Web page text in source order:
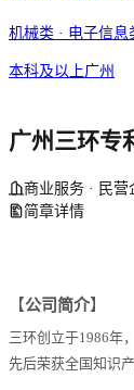
机械类 · 电子信息
本科及以上广州
广州三环专
商业服务 · 民营
简章详情
【公司简介】
三环创立于1986年
先后荣获全国知识